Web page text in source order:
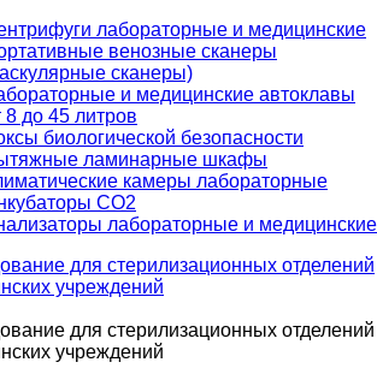
лабораторные и медицинские
венозные сканеры
сканеры)
и медицинские автоклавы
8 до 45 литров
биологической безопасности
ламинарные шкафы
камеры лабораторные
СО2
лабораторные и медицинские
для стерилизационных отделений
учреждений
для стерилизационных отделений
учреждений